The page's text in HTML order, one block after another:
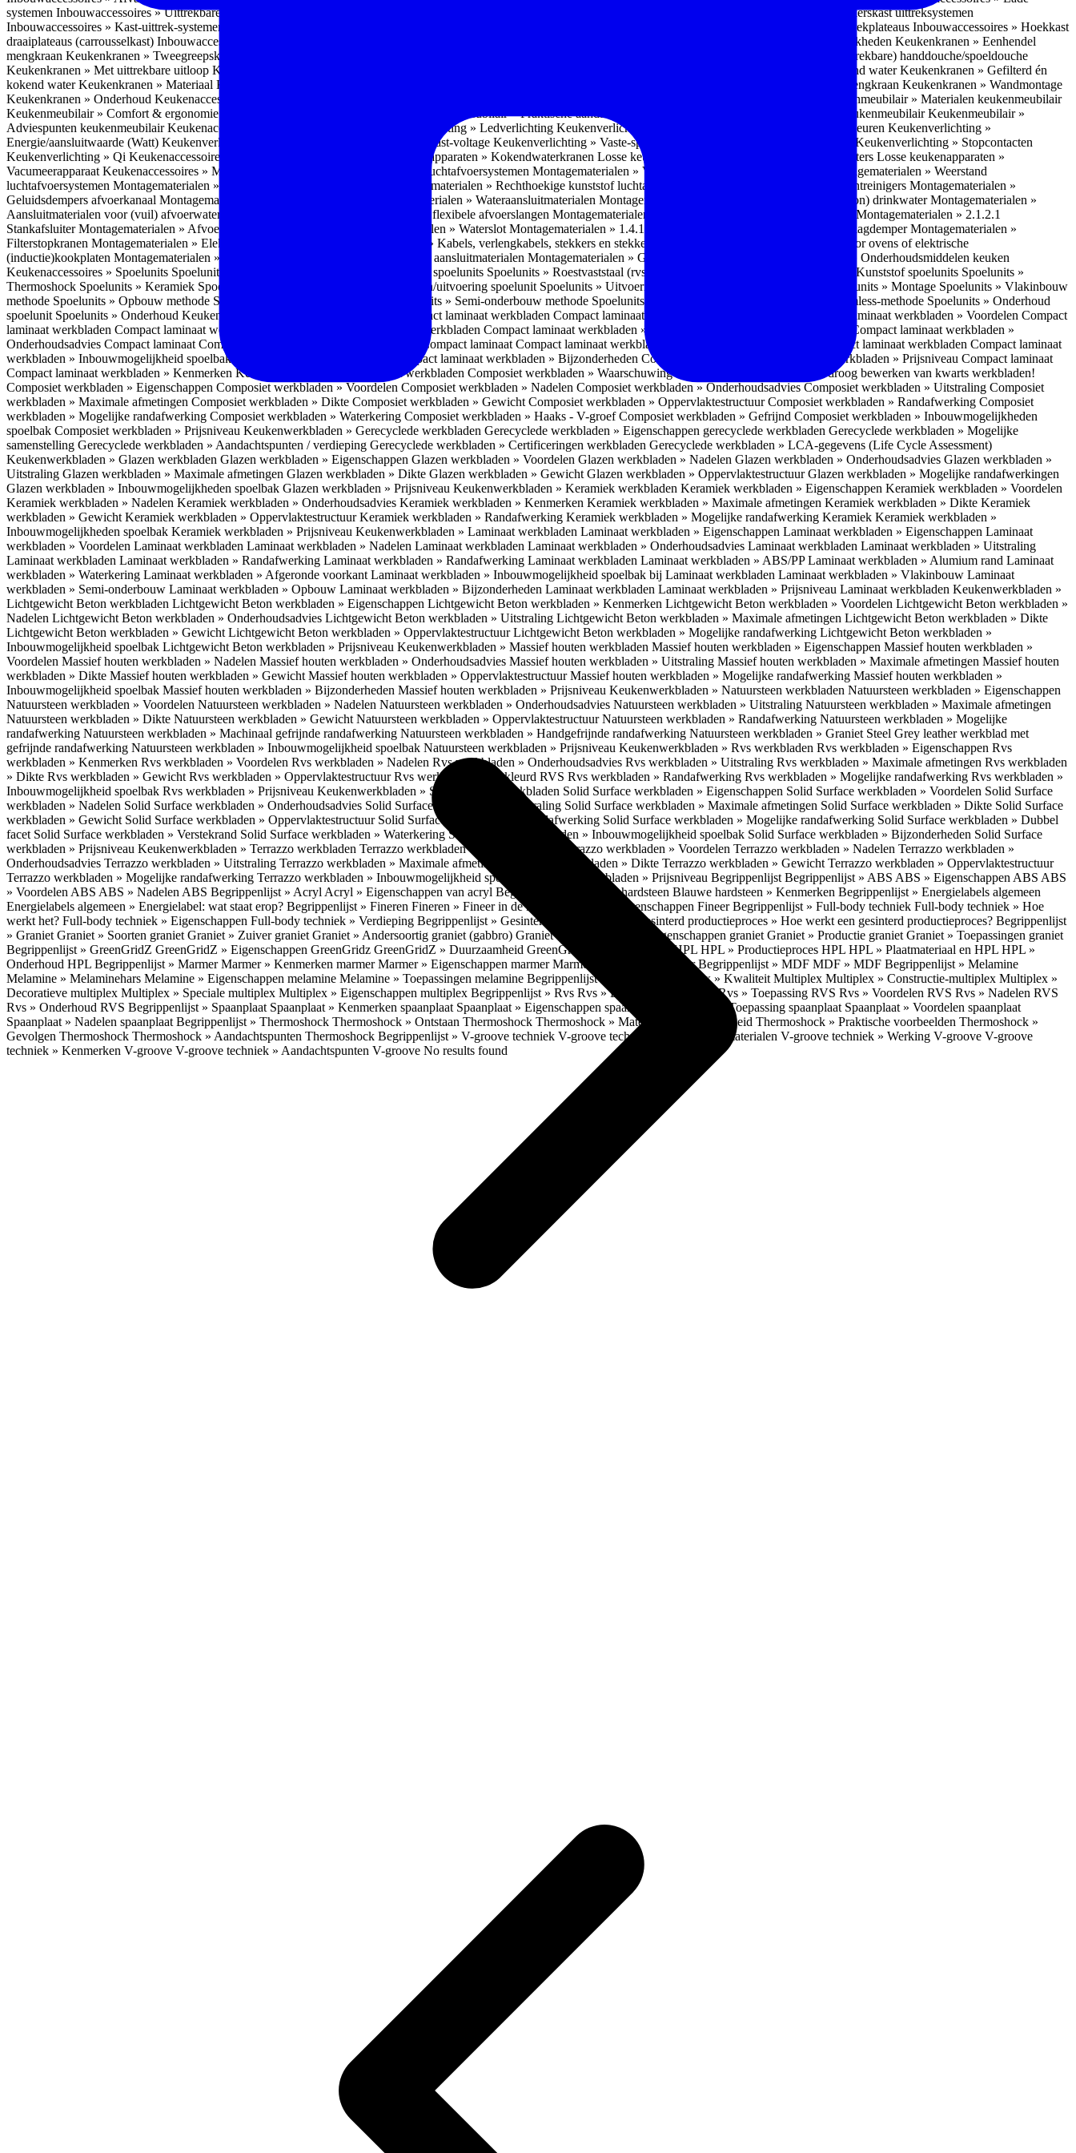
systemen Inbouwaccessoires » Uittrekbare ladesystemen
Inbouwaccessoires » Apothekerskast uittreksystemen
Inbouwaccessoires » Kast-uittrek-systemen
Inbouwaccessoires » Hoekkast uittrekplateaus Inbouwaccessoires » Hoekkast
draaiplateaus (carrousselkast) Inbouwaccessoires » Onderhoud Keukenkranen » Bedieningsmogelijkheden Keukenkranen » Eenhendel
mengkraan Keukenkranen » Tweegreepskraan
Keukenkranen » Met (uitrekbare) handdouche/spoeldouche
Keukenkranen » Met uittrekbare uitloop Keukenkranen » Gefilterd water Keukenkranen » Kokend waterKeukenkranen » Gefilterd én
kokend waterKeukenkranen » Materiaal Keukenkranen » Pvd Techniek (pvd) Keukenkranen » Bladmengkraan Keukenkranen » Wandmontage
Keukenkranen » Onderhoud Keukenaccessoires » Keukenmeubilair
Keukenmeubilair » Materialen keukenmeubilair
Keukenmeubilair » Comfort & ergonomie
Keukenmeubilair » Praktische aandachtspunten Keukenmeubilair » Duurzaamheid keukenmeubilairKeukenmeubilair »
Adviespunten keukenmeubilairKeukenaccessoires » Keukenverlichting Keukenverlichting » Ledverlichting Keukenverlichting » Installatie Keukenverlichting » Lichtkleuren Keukenverlichting »
Energie/aansluitwaarde (Watt) Keukenverlichting » Leddriver Keukenverlichting » Vast-voltage Keukenverlichting » Vaste-spanning
Keukenverlichting » Stopcontacten
Keukenverlichting » Qi Keukenaccessoires » Losse keukenapparaten Losse keukenapparaten » Kokendwaterkranen Losse keukenapparaten » Plintverwarming/plintheaters Losse keukenapparaten »
Vacumeerapparaat Keukenaccessoires » Montagematerialen Montagematerialen » Luchtafvoersystemen Montagematerialen » Verschillende Luchtafvoersystemen
Montagematerialen » Weerstand
luchtafvoersystemen Montagematerialen » Flexibele (ronde) afvoerslangen Montagematerialen » Rechthoekige kunststof luchtafvoersystemen Montagematerialen » Luchtreinigers Montagematerialen »
Geluidsdempers afvoerkanaal Montagematerialen » Aansluitmaterialen Montagematerialen » Wateraansluitmaterialen Montagematerialen » Aansluitmateriaal voor (schoon) drinkwaterMontagematerialen »
Aansluitmaterialen voor (vuil) afvoerwater sifons
Montagematerialen » 1.2.1 Ronde flexibele afvoerslangen Montagematerialen » Dempingsysteem van lades en deuren Montagematerialen » 2.1.2.1
StankafsluiterMontagematerialen » Afvoerpluggen t.b.v. spoelunits Montagematerialen » Waterslot Montagematerialen » 1.4.1 Plasmafilter Montagematerialen » WaterslagdemperMontagematerialen »
Filterstopkranen Montagematerialen » Elektra aansluitmateriaal Montagematerialen » Kabels, verlengkabels, stekkers en stekkerblokken
Montagematerialen » Kabels voor ovens of elektrische
(inductie)kookplaten Montagematerialen » Combiregelaar Montagematerialen » Gas aansluitmaterialen Montagematerialen » Gasaansluitmaterialen
Montagematerialen » Onderhoudsmiddelen keuken
Keukenaccessoires » Spoelunits Spoelunits » Types/soorten Spoelunits » Materialen spoelunits Spoelunits » Roestvaststaal (rvs) Spoelunits » Kunststof spoelunits Spoelunits »
Thermoshock Spoelunits » Keramiek Spoelunits » Tegelbakken Spoelunits » Design/uitvoering spoelunit Spoelunits » Uitvoering Spoelunits » Montage Spoelunits » Vlakinbouw
methode Spoelunits » Opbouw methode Spoelunits » Onderbouw methode Spoelunits » Semi-onderbouw methode Spoelunits » Tussenbouw methode Spoelunits » Rimless-methode Spoelunits » Onderhoud
spoelunit Spoelunits » Onderhoud Keukenwerkbladen Keukenwerkbladen » Compact laminaat werkbladen Compact laminaat werkbladen » Eigenschappen
Compact laminaat werkbladen » Voordelen Compact
laminaat werkbladen Compact laminaat werkbladen » Nadelen Compact laminaat werkbladen Compact laminaat werkbladen » Nanotech massief laminaat werkbladen
Compact laminaat werkbladen »
Onderhoudsadvies Compact laminaat Compact laminaat werkbladen » Uitstraling Compact laminaat Compact laminaat werkbladen » Mogelijke randafwerking Compact laminaat werkbladen Compact laminaat
werkbladen » Inbouwmogelijkheid spoelbak Compact laminaat werkbladen
Compact laminaat werkbladen » Bijzonderheden Compact laminaat
Compact laminaat werkbladen » Prijsniveau Compact laminaat
Compact laminaat werkbladen » Kenmerken Keukenwerkbladen » Composiet werkbladen Composiet werkbladen » Waarschuwing Monteurs: bescherm je bij het droog bewerken van kwarts werkbladen!
Composiet werkbladen » Eigenschappen Composiet werkbladen » Voordelen Composiet werkbladen » Nadelen Composiet werkbladen » OnderhoudsadviesComposiet werkbladen » Uitstraling Composiet
werkbladen » Maximale afmetingen Composiet werkbladen » Dikte Composiet werkbladen » Gewicht Composiet werkbladen » OppervlaktestructuurComposiet werkbladen » Randafwerking Composiet
werkbladen » Mogelijke randafwerking Composiet werkbladen » Waterkering Composiet werkbladen » Haaks - V-groefComposiet werkbladen » Gefrijnd Composiet werkbladen » Inbouwmogelijkheden
spoelbak Composiet werkbladen » Prijsniveau Keukenwerkbladen » Gerecyclede werkbladen Gerecyclede werkbladen » Eigenschappen gerecyclede werkbladen Gerecyclede werkbladen » Mogelijke
samenstelling Gerecyclede werkbladen » Aandachtspunten / verdieping Gerecyclede werkbladen » Certificeringen werkbladen Gerecyclede werkbladen » LCA-gegevens (Life Cycle Assessment)
Keukenwerkbladen » Glazen werkbladen Glazen werkbladen » Eigenschappen Glazen werkbladen » Voordelen Glazen werkbladen » Nadelen Glazen werkbladen » Onderhoudsadvies Glazen werkbladen »
Uitstraling Glazen werkbladen » Maximale afmetingen Glazen werkbladen » Dikte Glazen werkbladen » Gewicht Glazen werkbladen » OppervlaktestructuurGlazen werkbladen » Mogelijke randafwerkingen
Glazen werkbladen » Inbouwmogelijkheden spoelbak Glazen werkbladen » Prijsniveau Keukenwerkbladen » Keramiek werkbladen Keramiek werkbladen » Eigenschappen Keramiek werkbladen » Voordelen
Keramiek werkbladen » Nadelen Keramiek werkbladen » Onderhoudsadvies Keramiek werkbladen » Kenmerken Keramiek werkbladen » Maximale afmetingen Keramiek werkbladen » Dikte Keramiek
werkbladen » Gewicht Keramiek werkbladen » OppervlaktestructuurKeramiek werkbladen » Randafwerking Keramiek werkbladen » Mogelijke randafwerking Keramiek Keramiek werkbladen »
Inbouwmogelijkheden spoelbak Keramiek werkbladen » Prijsniveau Keukenwerkbladen » Laminaat werkbladen Laminaat werkbladen » Eigenschappen Laminaat werkbladen » Eigenschappen Laminaat
werkbladen » Voordelen Laminaat werkbladen Laminaat werkbladen » Nadelen Laminaat werkbladen Laminaat werkbladen » Onderhoudsadvies Laminaat werkbladen Laminaat werkbladen » Uitstraling
Laminaat werkbladen Laminaat werkbladen » Randafwerking Laminaat werkbladen » Randafwerking Laminaat werkbladen Laminaat werkbladen » ABS/PPLaminaat werkbladen » Alumium rand Laminaat
werkbladen » Waterkering Laminaat werkbladen » Afgeronde voorkant Laminaat werkbladen » Inbouwmogelijkheid spoelbak bij Laminaat werkbladen Laminaat werkbladen » Vlakinbouw Laminaat
werkbladen » Semi-onderbouw Laminaat werkbladen » Opbouw Laminaat werkbladen » Bijzonderheden Laminaat werkbladen Laminaat werkbladen » Prijsniveau Laminaat werkbladen Keukenwerkbladen »
Lichtgewicht Beton werkbladen Lichtgewicht Beton werkbladen » Eigenschappen Lichtgewicht Beton werkbladen » Kenmerken Lichtgewicht Beton werkbladen » Voordelen Lichtgewicht Beton werkbladen »
Nadelen Lichtgewicht Beton werkbladen » Onderhoudsadvies Lichtgewicht Beton werkbladen » Uitstraling Lichtgewicht Beton werkbladen » Maximale afmetingen Lichtgewicht Beton werkbladen » Dikte
Lichtgewicht Beton werkbladen » Gewicht Lichtgewicht Beton werkbladen » OppervlaktestructuurLichtgewicht Beton werkbladen » Mogelijke randafwerking Lichtgewicht Beton werkbladen »
Inbouwmogelijkheid spoelbak Lichtgewicht Beton werkbladen » Prijsniveau Keukenwerkbladen » Massief houten werkbladen Massief houten werkbladen » Eigenschappen Massief houten werkbladen »
Voordelen Massief houten werkbladen » Nadelen Massief houten werkbladen » Onderhoudsadvies Massief houten werkbladen » Uitstraling Massief houten werkbladen » Maximale afmetingen Massief houten
werkbladen » Dikte Massief houten werkbladen » Gewicht Massief houten werkbladen » OppervlaktestructuurMassief houten werkbladen » Mogelijke randafwerking Massief houten werkbladen »
Inbouwmogelijkheid spoelbak Massief houten werkbladen » Bijzonderheden Massief houten werkbladen » Prijsniveau Keukenwerkbladen » Natuursteen werkbladen Natuursteen werkbladen » Eigenschappen
Natuursteen werkbladen » Voordelen Natuursteen werkbladen » Nadelen Natuursteen werkbladen » Onderhoudsadvies Natuursteen werkbladen » Uitstraling Natuursteen werkbladen » Maximale afmetingen
Natuursteen werkbladen » Dikte Natuursteen werkbladen » Gewicht Natuursteen werkbladen » OppervlaktestructuurNatuursteen werkbladen » Randafwerking Natuursteen werkbladen » Mogelijke
randafwerking Natuursteen werkbladen » Machinaal gefrijnde randafwerking Natuursteen werkbladen » Handgefrijnde randafwerking Natuursteen werkbladen » Graniet Steel Grey leather werkblad met
gefrijnde randafwerking Natuursteen werkbladen » Inbouwmogelijkheid spoelbak Natuursteen werkbladen » Prijsniveau Keukenwerkbladen » Rvs werkbladen Rvs werkbladen » Eigenschappen Rvs
werkbladen » Kenmerken Rvs werkbladen » Voordelen Rvs werkbladen » Nadelen Rvs werkbladen » Onderhoudsadvies Rvs werkbladen » Uitstraling Rvs werkbladen » Maximale afmetingen Rvs werkbladen
» Dikte Rvs werkbladen » Gewicht Rvs werkbladen » OppervlaktestructuurRvs werkbladen » Gekleurd RVS Rvs werkbladen » Randafwerking Rvs werkbladen » Mogelijke randafwerking Rvs werkbladen »
Inbouwmogelijkheid spoelbak Rvs werkbladen » Prijsniveau Keukenwerkbladen » Solid Surface werkbladen Solid Surface werkbladen » Eigenschappen Solid Surface werkbladen » Voordelen Solid Surface
werkbladen » Nadelen Solid Surface werkbladen » Onderhoudsadvies Solid Surface werkbladen » Uitstraling Solid Surface werkbladen » Maximale afmetingen Solid Surface werkbladen » Dikte Solid Surface
werkbladen » Gewicht Solid Surface werkbladen » Oppervlaktestructuur Solid Surface werkbladen » Randafwerking Solid Surface werkbladen » Mogelijke randafwerking Solid Surface werkbladen » Dubbel
facet Solid Surface werkbladen » Verstekrand Solid Surface werkbladen » WaterkeringSolid Surface werkbladen » Inbouwmogelijkheid spoelbak Solid Surface werkbladen » Bijzonderheden Solid Surface
werkbladen » Prijsniveau Keukenwerkbladen » Terrazzo werkbladen Terrazzo werkbladen » Eigenschappen Terrazzo werkbladen » Voordelen Terrazzo werkbladen » Nadelen Terrazzo werkbladen »
Onderhoudsadvies Terrazzo werkbladen » Uitstraling Terrazzo werkbladen » Maximale afmetingen Terrazzo werkbladen » Dikte Terrazzo werkbladen » Gewicht Terrazzo werkbladen » Oppervlaktestructuur
Terrazzo werkbladen » Mogelijke randafwerking Terrazzo werkbladen » Inbouwmogelijkheid spoelbak Terrazzo werkbladen » Prijsniveau Begrippenlijst Begrippenlijst » ABS ABS » Eigenschappen ABS ABS
» Voordelen ABS ABS » Nadelen ABS Begrippenlijst » Acryl Acryl » Eigenschappen van acryl Begrippenlijst » Blauwe hardsteen Blauwe hardsteen » Kenmerken Begrippenlijst » Energielabels algemeen
Energielabels algemeen » Energielabel: wat staat erop? Begrippenlijst » Fineren Fineren » Fineer in de keuken Fineren » Eigenschappen FineerBegrippenlijst » Full-body techniek Full-body techniek » Hoe
werkt het? Full-body techniek » Eigenschappen Full-body techniek » Verdieping Begrippenlijst » Gesinterd productieproces Gesinterd productieproces » Hoe werkt een gesinterd productieproces? Begrippenlijst
» Graniet Graniet » Soorten graniet Graniet » Zuiver graniet Graniet » Andersoortig graniet (gabbro) Graniet » Gneis Graniet » Eigenschappen graniet Graniet » Productie graniet Graniet » Toepassingen graniet
Begrippenlijst » GreenGridZ GreenGridZ » Eigenschappen GreenGridz GreenGridZ » Duurzaamheid GreenGridz Begrippenlijst » HPL HPL » Productieproces HPL HPL » Plaatmateriaal en HPL HPL »
Onderhoud HPL Begrippenlijst » MarmerMarmer » Kenmerken marmerMarmer » Eigenschappen marmerMarmer » Productie marmerBegrippenlijst » MDF MDF » MDF Begrippenlijst » Melamine
Melamine » Melaminehars Melamine » Eigenschappen melamine Melamine » Toepassingen melamine Begrippenlijst » Multiplex Multiplex » Kwaliteit Multiplex Multiplex » Constructie-multiplex Multiplex »
Decoratieve multiplex Multiplex » Speciale multiplex Multiplex » Eigenschappen multiplex Begrippenlijst » Rvs Rvs » Eigenschappen RVS Rvs » Toepassing RVS Rvs » Voordelen RVS Rvs » Nadelen RVS
Rvs » Onderhoud RVS Begrippenlijst » Spaanplaat Spaanplaat » Kenmerken spaanplaat Spaanplaat » Eigenschappen spaanplaat Spaanplaat » Toepassing spaanplaat Spaanplaat » Voordelen spaanplaat
Spaanplaat » Nadelen spaanplaat Begrippenlijst » Thermoshock Thermoshock » Ontstaan Thermoshock Thermoshock » Materialen & gevoeligheid Thermoshock » Praktische voorbeelden Thermoshock »
Gevolgen Thermoshock Thermoshock » Aandachtspunten Thermoshock Begrippenlijst » V-groove techniek V-groove techniek » Toepasbare materialen V-groove techniek » Werking V-groove V-groove
techniek » Kenmerken V-groove V-groove techniek » Aandachtspunten V-groove No results found